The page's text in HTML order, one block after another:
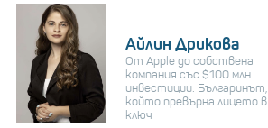
Айлин Дрикова
От Apple до собствена
компания със $100 млн.
инвестиции: Българинът,
който превърна лицето в
ключ